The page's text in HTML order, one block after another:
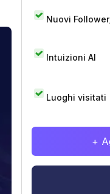
Nuovi
Intuizioni AI
Luoghi visitati
+